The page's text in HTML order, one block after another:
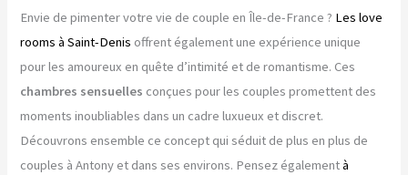
Envie de pimenter votre vie de couple en Île-de-France ? Les love
rooms à Saint-Denis offrent également une expérience unique
pour les amoureux en quête d’intimité et de romantisme. Ces
chambres sensuelles conçues pour les couples promettent des
moments inoubliables dans un cadre luxueux et discret.
Découvrons ensemble ce concept qui séduit de plus en plus de
couples à Antony et dans ses environs. Pensez égalementà